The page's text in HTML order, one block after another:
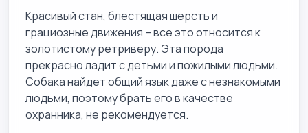
Красивый стан, блестящая шерсть и
грациозные движения – все это относится к
золотистому ретриверу. Эта порода
прекрасно ладит с детьми и пожилыми людьми.
Собака найдет общий язык даже с незнакомыми
людьми, поэтому брать его в качестве
охранника, не рекомендуется.